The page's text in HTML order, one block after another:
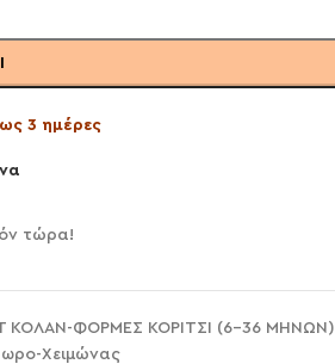
3 ημέρες
τώρα!
ΚΟΛΑΝ-ΦΟΡΜΕΣ ΚΟΡΙΤΣΙ (6-36 ΜΗΝΩΝ)
Χειμώνας